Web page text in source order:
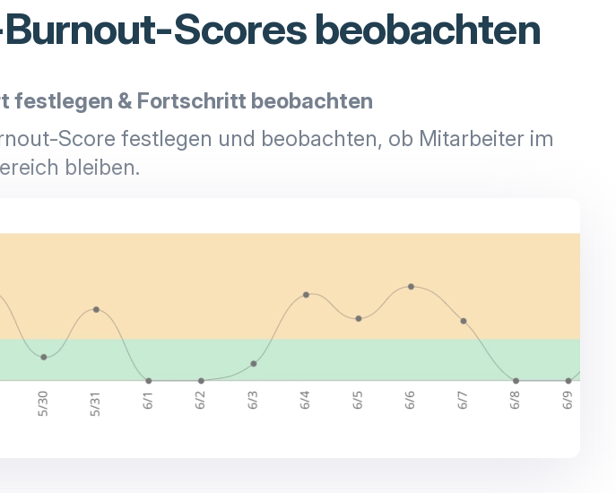
Scores beobachten
festlegen & Fortschritt beobachten
Score festlegen und beobachten, ob Mitarbeiter im
bleiben.